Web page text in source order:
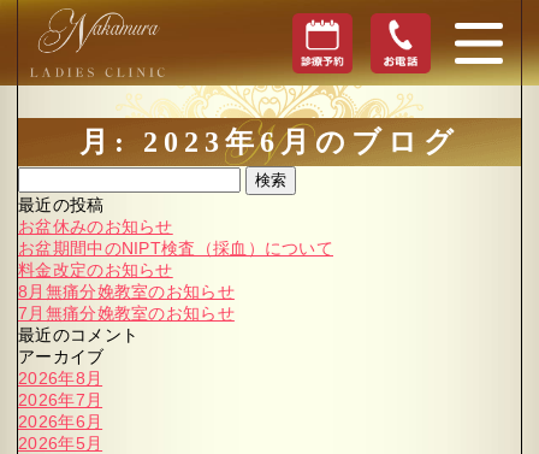
月: 2023年6月のブログ
検索
最近の投稿
お盆休みのお知らせ
お盆期間中のNIPT検査（採血）について
料金改定のお知らせ
8月無痛分娩教室のお知らせ
7月無痛分娩教室のお知らせ
最近のコメント
アーカイブ
2026年8月
2026年7月
2026年6月
2026年5月